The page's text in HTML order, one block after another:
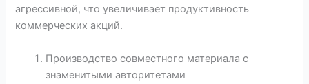
агрессивной, что увеличивает продуктивность
коммерческих акций.
Производство совместного материала с
знаменитыми авторитетами